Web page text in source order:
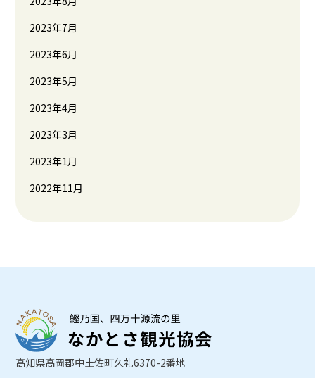
2023年7月
2023年6月
2023年5月
2023年4月
2023年3月
2023年1月
2022年11月
高知県高岡郡中土佐町久礼6370-2番地